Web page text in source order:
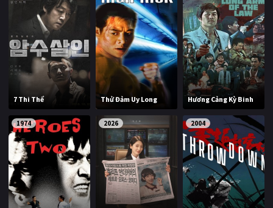
7 Thi Thể Thử Đảm Uy Long Hương Cảng Kỳ Binh
1974 2026 2004